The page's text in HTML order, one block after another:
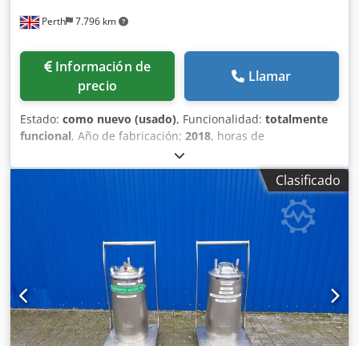
Perth 7.796 km
Información de
precio
Llamar
Estado: como nuevo (usado), Funcionalidad: totalmente
funcional, Año de fabricación: 2018, horas de
, número de máquina/vehículo:
/ P1551, Compactador de tornillo y dos unidades de
contenedores cerrados de 16 m3, todos fabricados según
las más altas especificaciones por De Rooij en los Países
Bajos. Todos los equipos se han utilizado dentro de una
unidad de trituración de seguridad desde que eran
nuevos. Se desmanteló en 2023 y solo se han utilizado 74
horas desde que eran nuevos. Este equipo ha sido
utilizado por un banco para triturar dinero en efectivo y
residuos confidenciales, y siempre se ha ubicado dentro
de un edificio seguro. Todo en excelentes condiciones y
perfecto funcionamiento. Cjdev Ilphspfx Afksrf
Clasificado